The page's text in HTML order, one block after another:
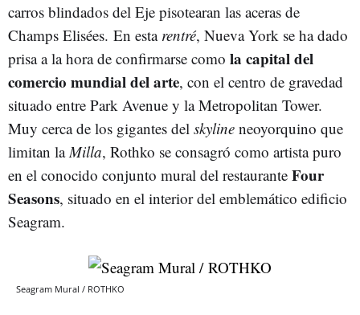
carros blindados del Eje pisotearan las aceras de
Champs Elisées. En esta rentré, Nueva York se ha dado
prisa a la hora de confirmarse como la capital del
comercio mundial del arte, con el centro de gravedad
situado entre Park Avenue y la Metropolitan Tower.
Muy cerca de los gigantes del skyline neoyorquino que
limitan laMilla, Rothko se consagró como artista puro
en el conocido conjunto mural del restaurante Four
Seasons, situado en el interior del emblemático edificio
Seagram.
Seagram Mural / ROTHKO